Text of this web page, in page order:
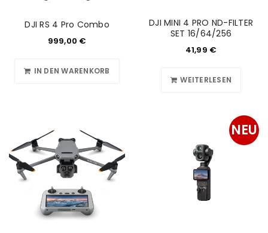
DJI RS 4 Pro Combo
999,00 €
IN DEN WARENKORB
DJI MINI 4 PRO ND-FILTER
SET 16/64/256
41,99 €
WEITERLESEN
NEU